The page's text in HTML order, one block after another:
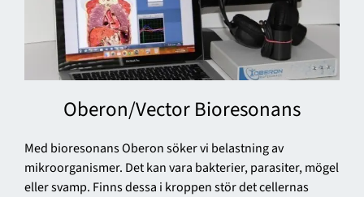
Oberon/Vector Bioresonans
Med bioresonans Oberon söker vi belastning av
mikroorganismer. Det kan vara bakterier, parasiter, mögel
eller svamp. Finns dessa i kroppen stör det cellernas